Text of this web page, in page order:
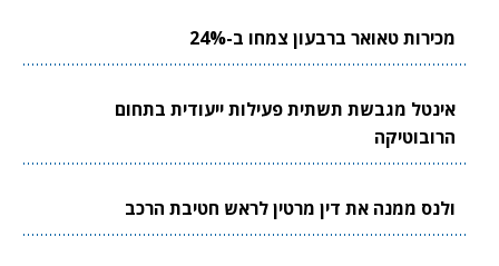
מכירות טאואר ברבעון צמחו ב-24%
אינטל מגבשת תשתית פעילות ייעודית בתחום
הרובוטיקה
ולנס ממנה את דין מרטין לראש חטיבת הרכב